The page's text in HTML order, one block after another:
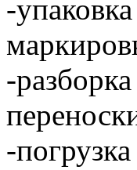
-
-
-